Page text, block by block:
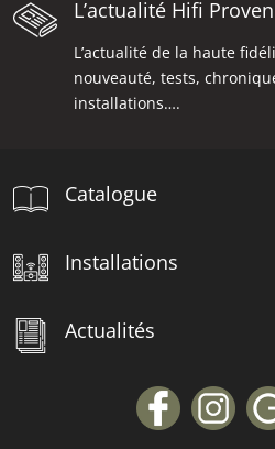
L’actualité Hifi
L’actualité de la haute
nouveauté, tests,
installations….
Catalogue
Installations
Actualités